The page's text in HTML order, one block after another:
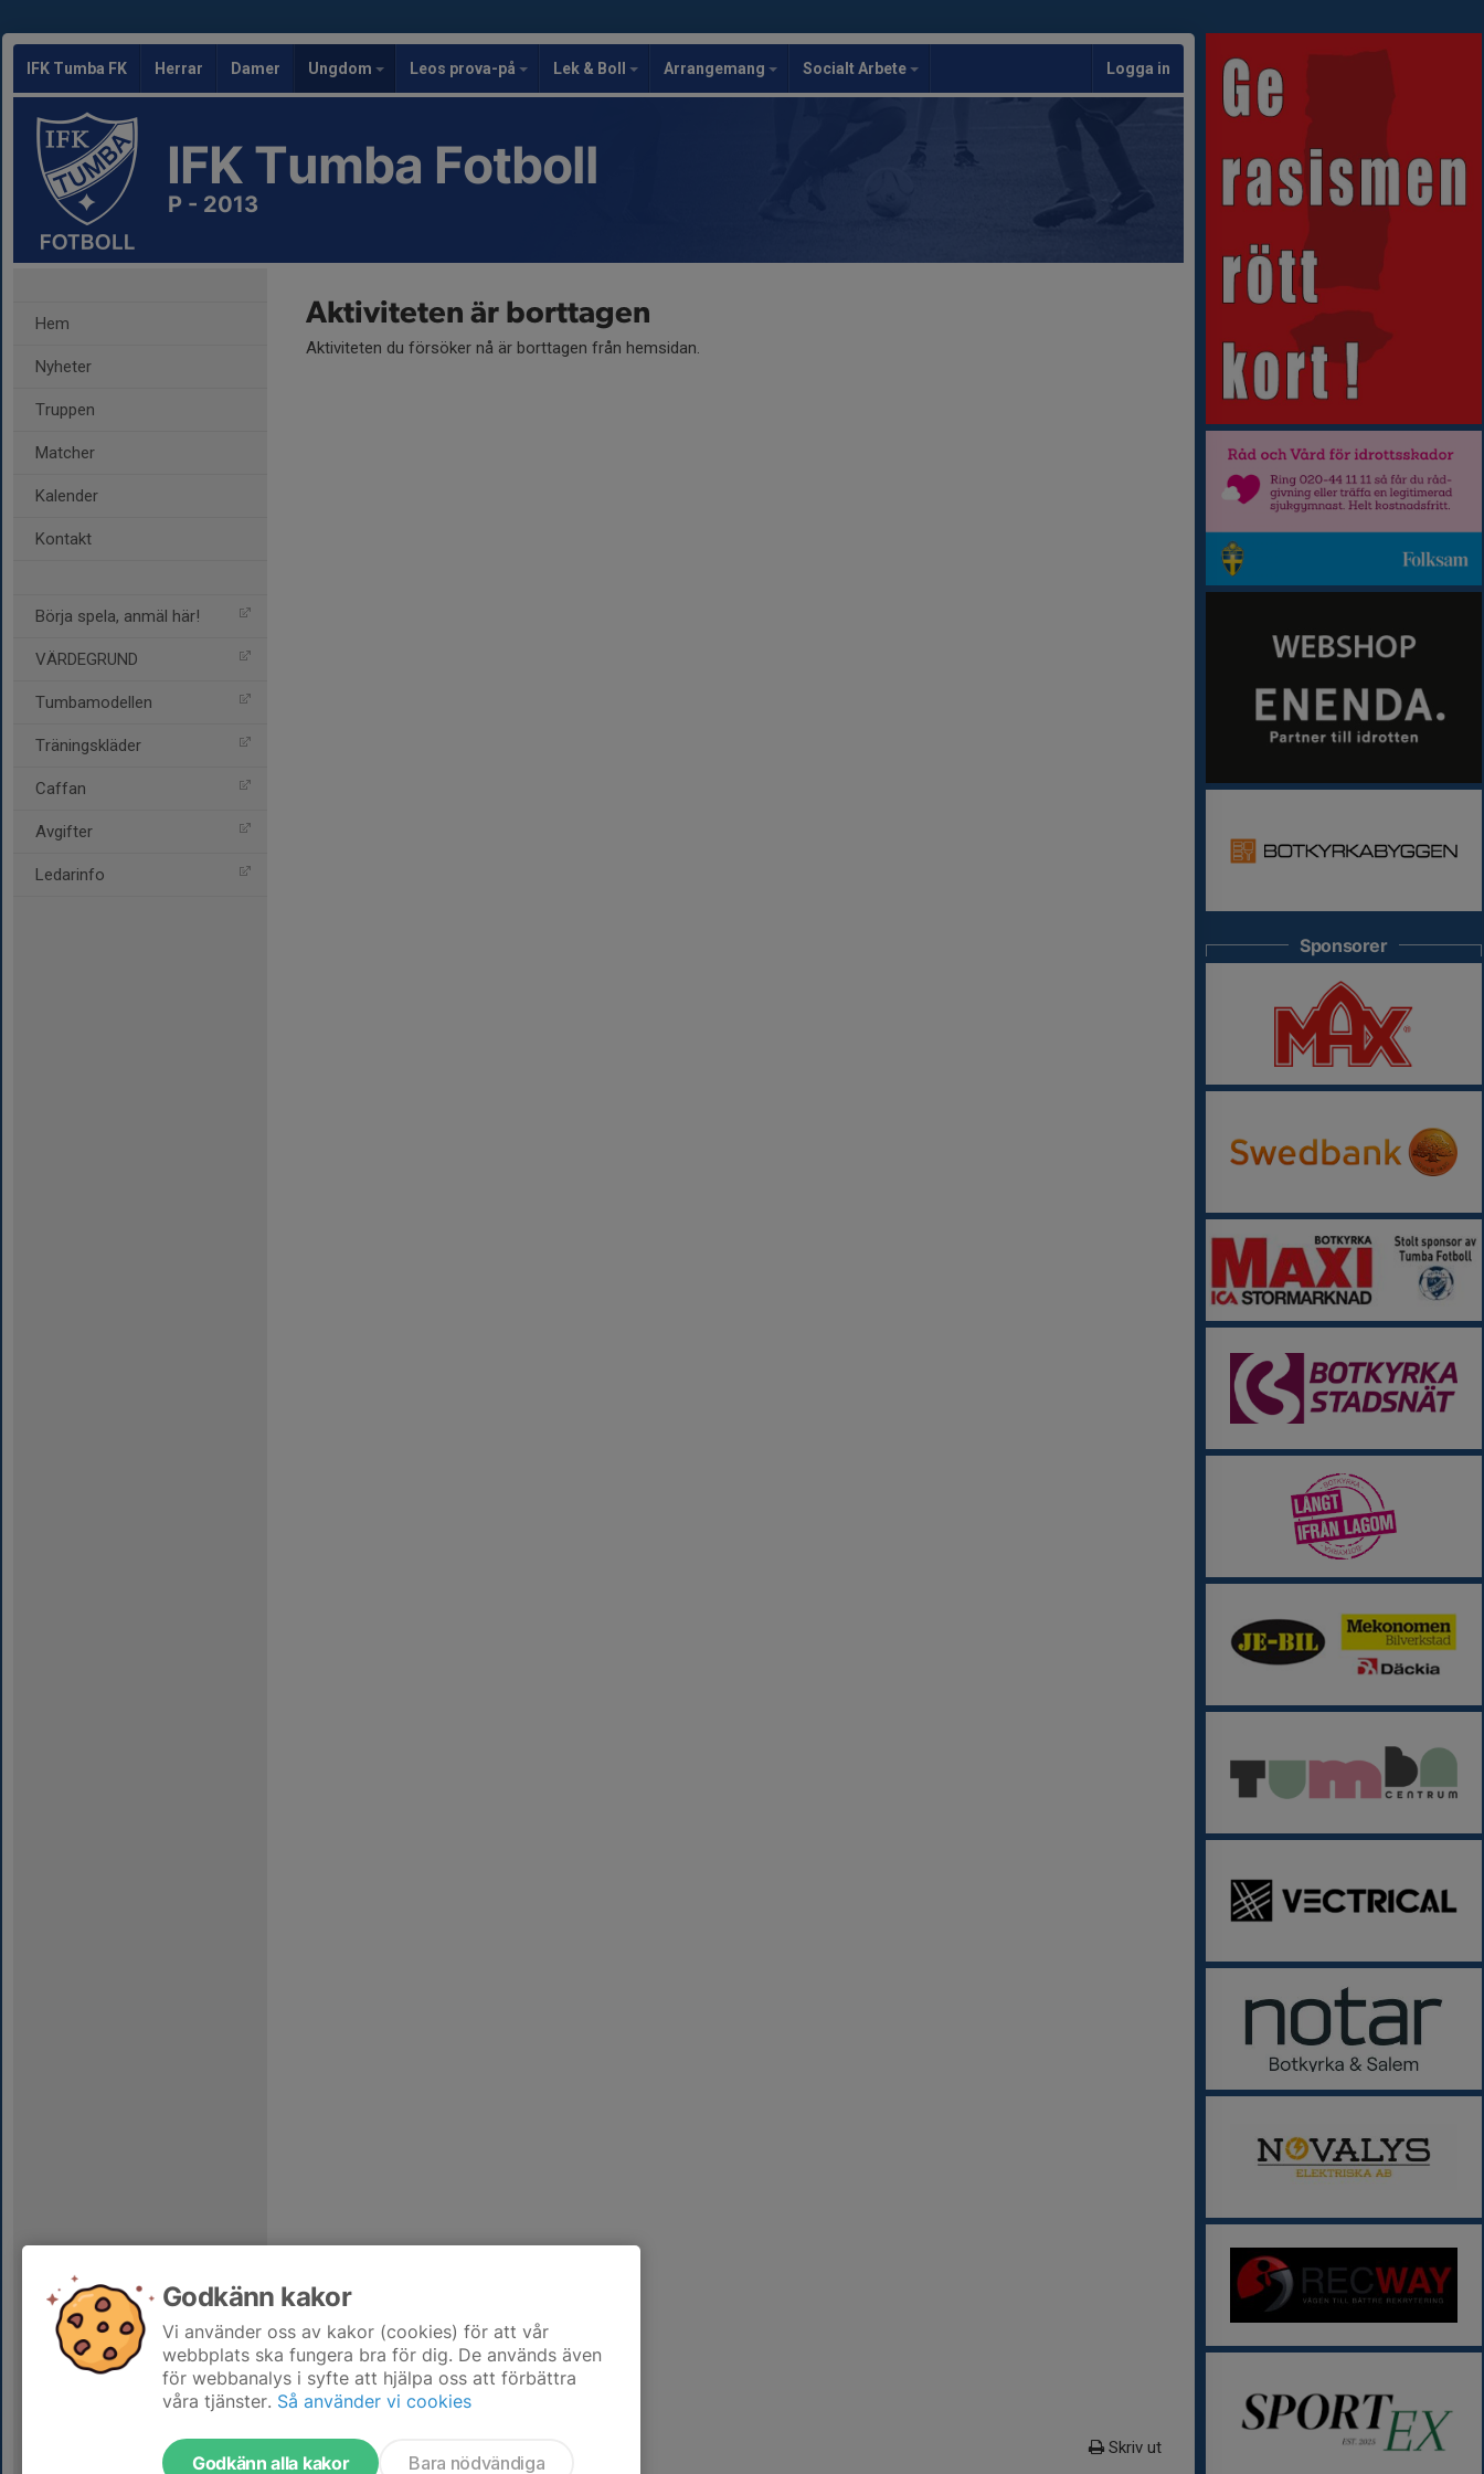
IFK Tumba FK Herrar Damer Ungdom Leos prova-på Lek & Boll Arrangemang Socialt Arbete Logga in
IFK Tumba Fotboll
P - 2013
Hem
Nyheter
Truppen
Matcher
Kalender
Kontakt
Börja spela, anmäl här!
VÄRDEGRUND
Tumbamodellen
Träningskläder
Caffan
Avgifter
Ledarinfo
Aktiviteten är borttagen
Aktiviteten du försöker nå är borttagen från hemsidan.
Skriv ut
Sponsorer
Godkänn kakor
Vi använder oss av kakor (cookies) för att vår
webbplats ska fungera bra för dig. De används även
för webbanalys i syfte att hjälpa oss att förbättra
våra tjänster. Så använder vi cookies
Godkänn alla kakor Bara nödvändiga